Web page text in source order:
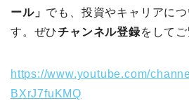
ール」 でも、投資やキャリアに
す。ぜひチャンネル登録をしてご
https://www.youtube.com/
BXrJ7fuKMQ